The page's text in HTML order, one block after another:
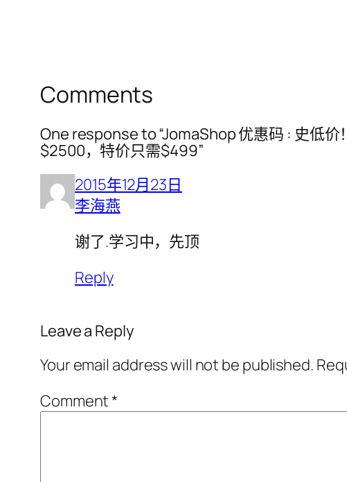
Comments
One response to “JomaShop 优惠码 : 史低
$2500，特价只需$499”
2015年12月23日
李海燕
谢了.学习中，先顶
Reply
Leave a Reply
Your email address will not be published.
Comment*